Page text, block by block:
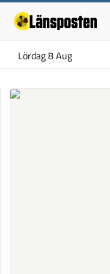
Lördag 8 Aug